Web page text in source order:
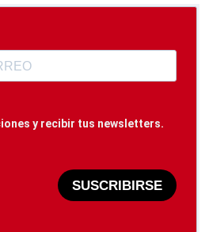
y recibir tus newsletters.
SUSCRIBIRSE